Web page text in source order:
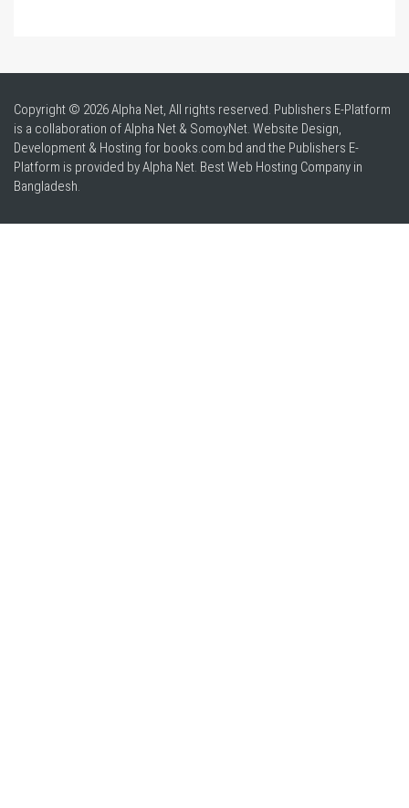
Copyright © 2026 Alpha Net, All rights reserved. Publishers E-Platform
is a collaboration of Alpha Net & SomoyNet. Website Design,
Development & Hosting for books.com.bd and the Publishers E-
Platform is provided by Alpha Net. BestWeb Hosting Company in
Bangladesh.